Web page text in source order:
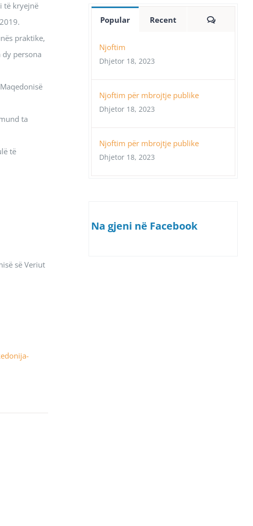
të kryejnë
praktike,
persona
ta
të
së Veriut
Popular Recent
Njoftim
Dhjetor 18, 2023
Njoftim për mbrojtje publike
Dhjetor 18, 2023
Njoftim për mbrojtje publike
Dhjetor 18, 2023
Na gjeni në Facebook